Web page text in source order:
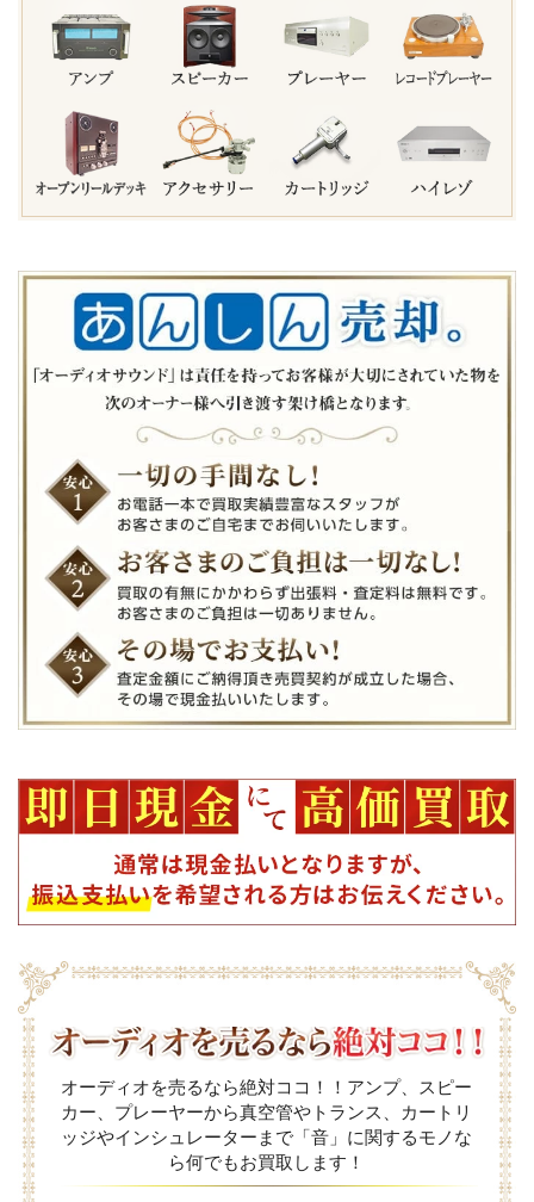
オーディオを売るなら絶対ココ！！アンプ、スピー
カー、プレーヤーから真空管やトランス、カートリ
ッジやインシュレーターまで「音」に関するモノな
ら何でもお買取します！